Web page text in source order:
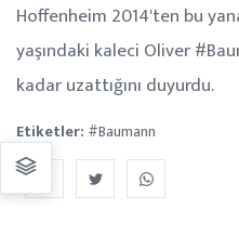
Hoffenheim 2014'ten bu
yaşındaki kaleci Oliver
kadar uzattığını duyurdu.
Etiketler: #Baumann